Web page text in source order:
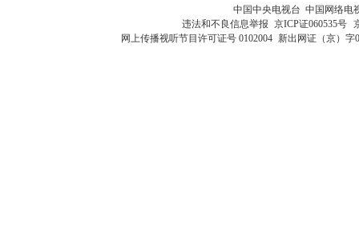
中国中央电视台 中国网络电
违法和不良信息举报 京ICP证060535号
网上传播视听节目许可证号 0102004 新出网证（京）